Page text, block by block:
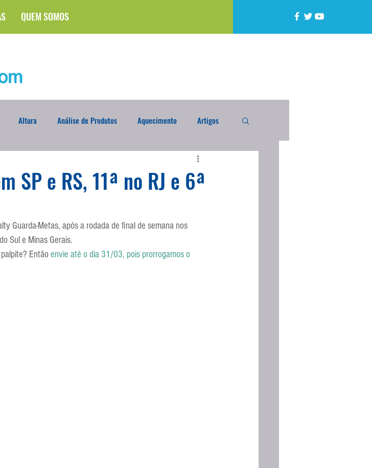
QUEM SOMOS
Altura Análise de Produtos Aquecimento Artigos
Compra Exterior
Escola Argentina
SP e RS, 11ª no RJ e 6ª
Guarda-Metas, após a rodada de final de semana nos
Sul e Minas Gerais.
Então envie até o dia 31/03, pois prorrogamos o